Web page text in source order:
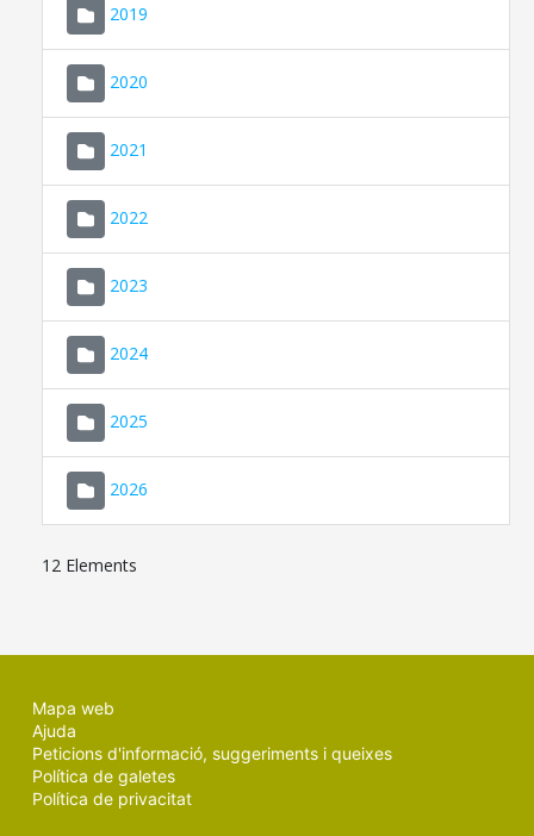
2019
2020
2021
2022
2023
2024
2025
2026
12 Elements
Mapa web
Ajuda
Peticions d'informació, suggeriments i queixes
Política de galetes
Política de privacitat